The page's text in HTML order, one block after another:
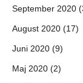
September 2020
August 2020 (17)
Juni 2020 (9)
Maj 2020 (2)